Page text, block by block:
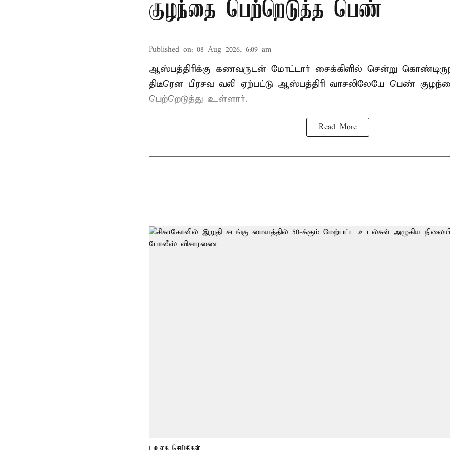
குழந்தை பெற்றெடுத்த பெண்
Published on: 08 Aug 2026, 6:09 am
ஆஸ்பத்திரிக்கு கணவருடன் மோட்டார் சைக்கிளில் சென்று
திடீரென பிரசவ வலி ஏற்பட்டு ஆஸ்பத்திரி வாசலிலேயே பெண்
பெற்றெடுத்து உள்ளார்.
Read More